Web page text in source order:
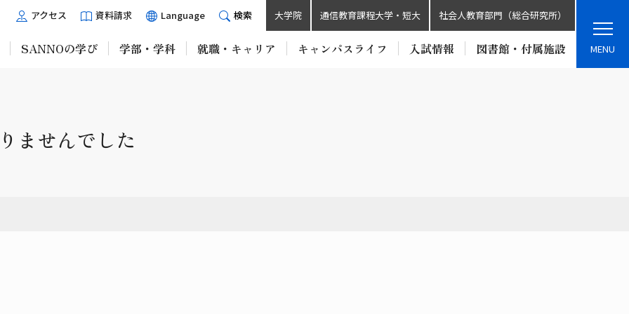
アクセス 資料請求 Language 検索 大学院 通信教育課程大学・短大 社会人教育部門（総合研究所）
SANNOの学び 学部・学科 就職・キャリア キャンパスライフ 入試情報 図書館・付属施設 MENU
ませんでした